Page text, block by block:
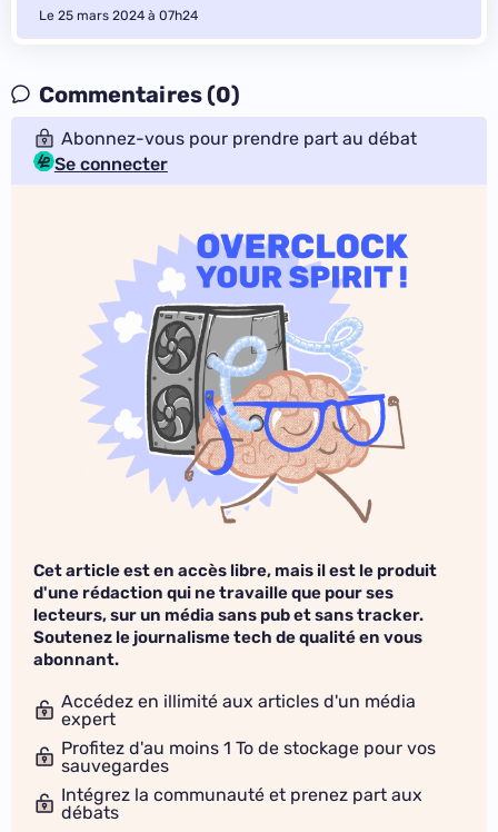
Le 25 mars 2024 à 07h24
Commentaires (0)
Abonnez-vous pour prendre part au débat
Se connecter
Cet article est en accès libre, mais il est le produit
d'une rédaction qui ne travaille que pour ses
lecteurs, sur un média sans pub et sans tracker.
Soutenez le journalisme tech de qualité en vous
abonnant.
Accédez en illimité aux articles d'un média
expert
Profitez d'au moins 1 To de stockage pour vos
sauvegardes
Intégrez la communauté et prenez part aux
débats